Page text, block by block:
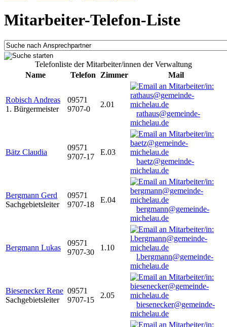
Mitarbeiter-Telefon-Liste
Telefonliste der Mitarbeiter/innen der Verwaltung
Name
Telefon Zimmer Mail
Robisch Andreas
1. Bürgermeister
09571
9707-0
2.01
rathaus@gemeinde-
michelau.de
Bätz Claudia
09571
9707-17
E.03
baetz@gemeinde-
michelau.de
Bergmann Gerd
Sachgebietsleiter
09571
9707-18
E.04
bergmann@gemeinde-
michelau.de
Bergmann Lukas
09571
9707-30
1.10
l.bergmann@gemeinde-
michelau.de
Biesenecker Rene
Sachgebietsleiter
09571
9707-15
2.05
biesenecker@gemeinde-
michelau.de